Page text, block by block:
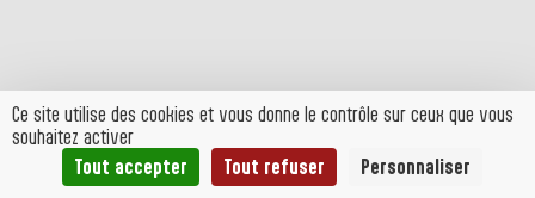
Ce site utilise des cookies et vous donne le contrôle sur ceux que vous
souhaitez activer
Tout accepter
Tout refuser Personnaliser